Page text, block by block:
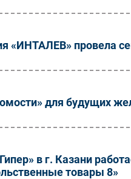
«ИНТАЛЕВ» провела
для будущих
в г. Казани
товары 8»